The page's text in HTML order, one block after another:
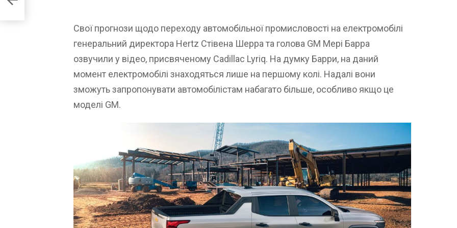
Свої прогнози щодо переходу автомобільної промисловості на електромобілі
генеральний директора Hertz Стівена Шерра та голова GM Мері Барра
озвучили у відео, присвяченому Cadillac Lyriq. На думку Барри, на даний
момент електромобілі знаходяться лише на першому колі. Надалі вони
зможуть запропонувати автомобілістам набагато більше, особливо якщо це
моделі GM.